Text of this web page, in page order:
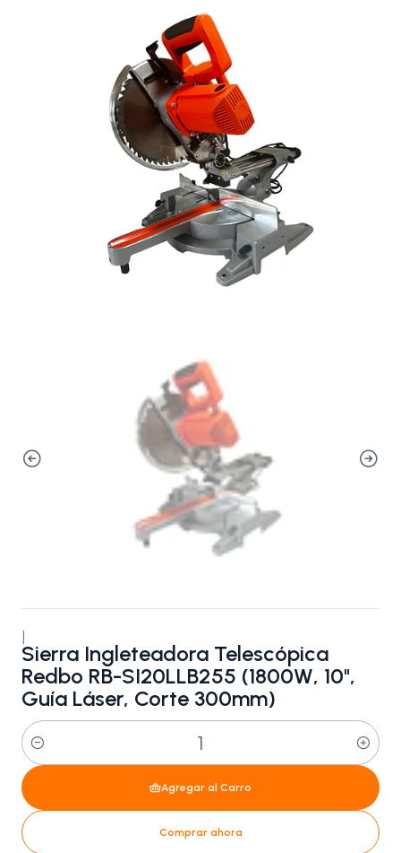
Sierra Ingleteadora Telescópica
Redbo RB-SI20LLB255 (1800W, 10",
Guía Láser, Corte 300mm)
Cantidad
Agregar al Carro
Comprar ahora